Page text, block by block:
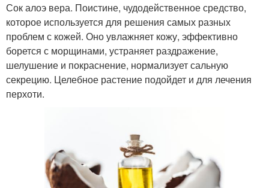
Сок алоэ вера. Поистине, чудодейственное средство,
которое используется для решения самых разных
проблем с кожей. Оно увлажняет кожу, эффективно
борется с морщинами, устраняет раздражение,
шелушение и покраснение, нормализует сальную
секрецию. Целебное растение подойдет и для лечения
перхоти.